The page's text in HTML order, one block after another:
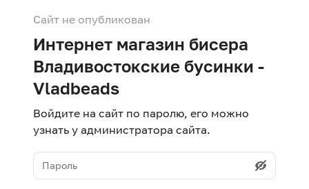
Сайт не опубликован
Интернет магазин бисера
Владивостокские бусинки -
Vladbeads
Войдите на сайт по паролю, его можно
узнать у администратора сайта.